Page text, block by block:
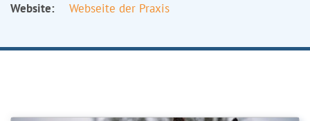
Website:
Webseite der Praxis